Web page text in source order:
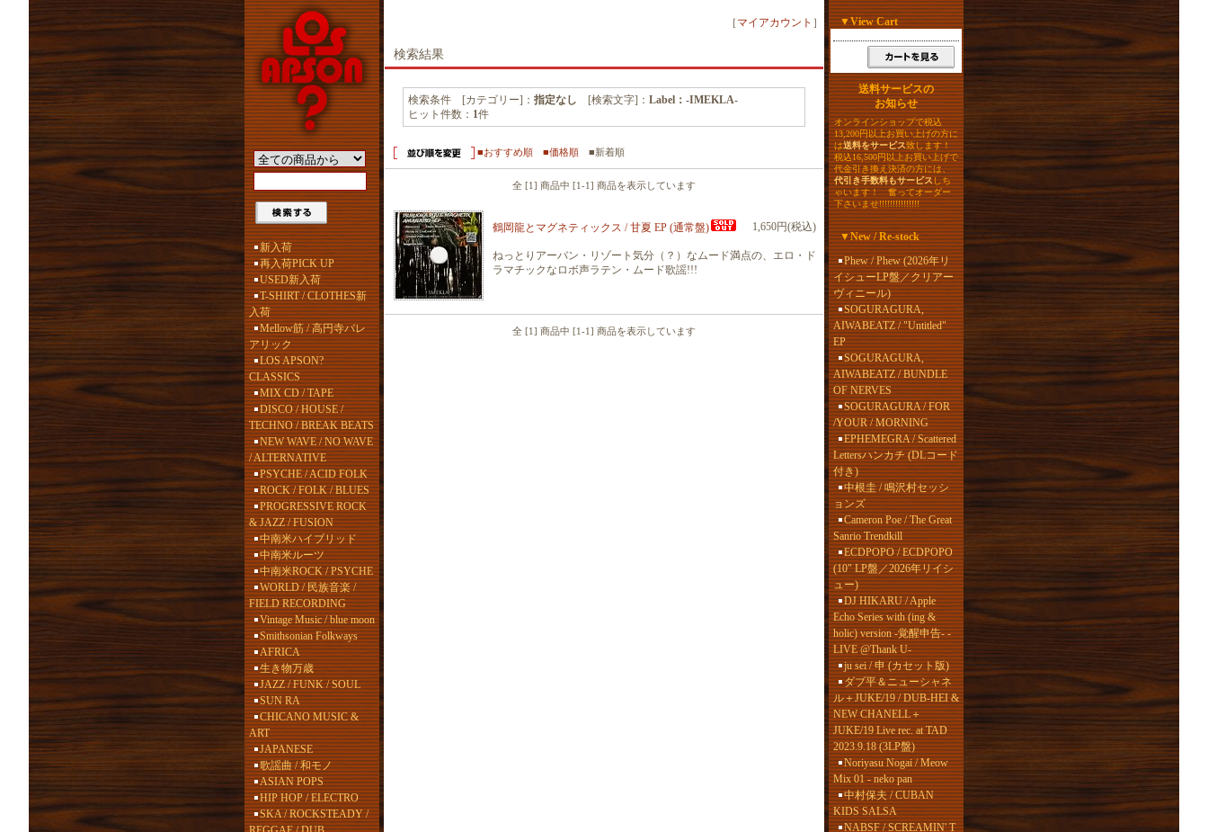
新入荷
再入荷PICK UP
USED新入荷
T-SHIRT / CLOTHES新
入荷
Mellow筋 / 高円寺バレ
アリック
LOS APSON?
CLASSICS
MIX CD / TAPE
DISCO / HOUSE /
TECHNO / BREAK BEATS
NEW WAVE / NO WAVE
/ ALTERNATIVE
PSYCHE / ACID FOLK
ROCK / FOLK / BLUES
PROGRESSIVE ROCK
& JAZZ / FUSION
中南米ハイブリッド
中南米ルーツ
中南米ROCK / PSYCHE
WORLD / 民族音楽 /
FIELD RECORDING
Vintage Music / blue moon
Smithsonian Folkways
AFRICA
生き物万歳
JAZZ / FUNK / SOUL
SUN RA
CHICANO MUSIC &
ART
JAPANESE
歌謡曲 / 和モノ
ASIAN POPS
HIP HOP / ELECTRO
SKA / ROCKSTEADY /
［ マイアカウント ］
検索結果
検索条件 [カテゴリー]： 指定なし [検索文字]： Label：-IMEKLA-
ヒット件数： 1件
■おすすめ順 ■価格順 ■新着順
全 [1] 商品中 [1-1] 商品を表示しています
鶴岡龍とマグネティックス / 甘夏 EP (通常盤) 1,650円(税込)
ねっとりアーバン・リゾート気分（？）なムード満点の、エロ・ド
ラマチックなロボ声ラテン・ムード歌謡!!!
全 [1] 商品中 [1-1] 商品を表示しています
▼View Cart
送料サービスの
お知らせ
オンラインショップで税込
13,200円以上お買い上げの方に
は送料をサービス致します！
税込16,500円以上お買い上げで
代金引き換え決済の方には、
代引き手数料もサービスしち
ゃいます！ 奮ってオーダー
下さいませ!!!!!!!!!!!!!!!
▼New / Re-stock
Phew / Phew (2026年リ
イシューLP盤／クリアー
ヴィニール)
SOGURAGURA,
AIWABEATZ / "Untitled"
EP
SOGURAGURA,
AIWABEATZ / BUNDLE
OF NERVES
SOGURAGURA / FOR
/YOUR / MORNING
EPHEMEGRA / Scattered
Lettersハンカチ (DLコード
付き)
中根圭 / 鳴沢村セッシ
ョンズ
Cameron Poe / The Great
Sanrio Trendkill
ECDPOPO / ECDPOPO
(10" LP盤／2026年リイシ
ュー)
DJ HIKARU / Apple
Echo Series with (ing &
holic) version -覚醒申告- -
LIVE @Thank U-
ju sei / 申 (カセット版)
ダブ平＆ニューシャネ
ル＋JUKE/19 / DUB-HEI &
NEW CHANELL＋
JUKE/19 Live rec. at TAD
2023.9.18 (3LP盤)
Noriyasu Nogai / Meow
Mix 01 - neko pan
中村保夫 / CUBAN
KIDS SALSA
NABSF / SCREAMIN' T